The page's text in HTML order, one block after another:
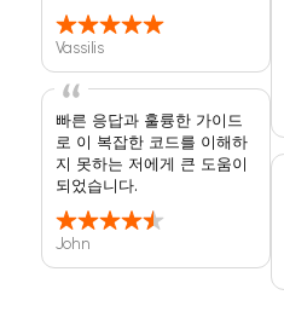
Vassilis
빠른 응답과 훌륭한 가이드
로 이 복잡한 코드를 이해하
지 못하는 저에게 큰 도움이
되었습니다.
John